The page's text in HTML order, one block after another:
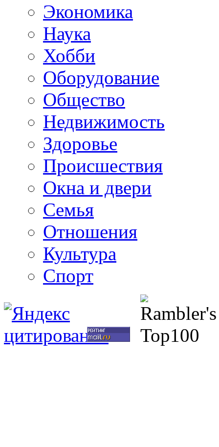
Экономика
Наука
Хобби
Оборудование
Общество
Недвижимость
Здоровье
Происшествия
Окна и двери
Семья
Отношения
Культура
Спорт